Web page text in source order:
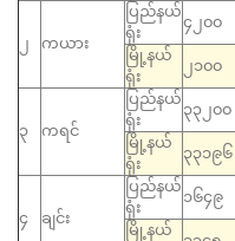
၂ ကယား
ပြည်နယ်
ရုံး
၄၂၀၀
မြို့နယ်
ရုံး
၂၁၀၀
၃ ကရင်
ပြည်နယ်
ရုံး
၃၃၂၀၀
မြို့နယ်
ရုံး
၃၃၁၉၆
၄ ချင်း
ပြည်နယ်
ရုံး
၁၆၄၉
မြို့နယ်